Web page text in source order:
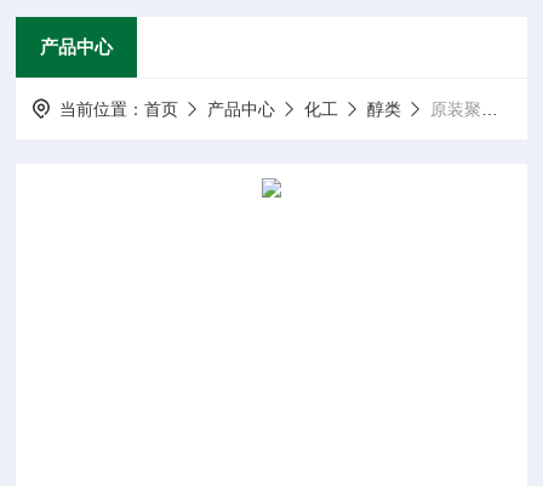
产品中心
当前位置：首页 产品中心 化工 醇类 原装聚乙二醇申报号 可按需定制